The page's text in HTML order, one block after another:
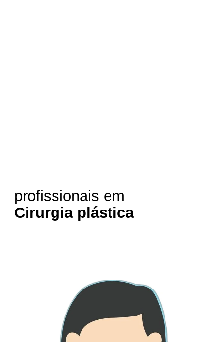
profissionais em
Cirurgia plástica